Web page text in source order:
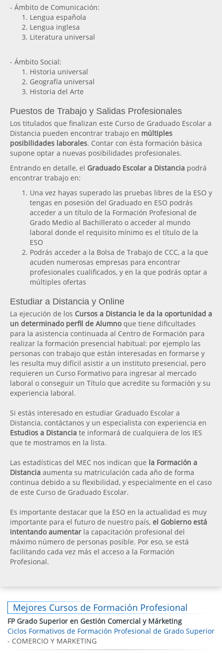
- Ámbito de Comunicación:
Lengua española
Lengua inglesa
Literatura universal
- Ámbito Social:
Historia universal
Geografía universal
Historia del Arte
Puestos de Trabajo y Salidas Profesionales
Los titulados que finalizan este Curso de Graduado Escolar a
Distancia pueden encontrar trabajo en múltiples
posibilidades laborales. Contar con ésta formación básica
supone optar a nuevas posibilidades profesionales.
Entrando en detalle, el Graduado Escolar a Distancia podrá
encontrar trabajo en:
Una vez hayas superado las pruebas libres de la ESO y
tengas en posesión del Graduado en ESO podrás
acceder a un título de la Formación Profesional de
Grado Medio al Bachillerato o acceder al mundo
laboral donde el requisito mínimo es el título de la
ESO
Podrás acceder a la Bolsa de Trabajo de CCC, a la que
acuden numerosas empresas para encontrar
profesionales cualificados, y en la que podrás optar a
múltiples ofertas
Estudiar a Distancia y Online
La ejecución de los Cursos a Distancia le da la oportunidad a
un determinado perfil de Alumnoque tiene dificultades
para la asistencia continuada al Centro de Formación para
realizar la formación presencial habitual: por ejemplo las
personas con trabajo que están interesadas en formarse y
les resulta muy difícil asistir a un instituto presencial, pero
requieren un Curso Formativo para ingresar al mercado
laboral o conseguir un Título que acredite su formación y su
experiencia laboral.
Si estás interesado en estudiar Graduado Escolar a
Distancia, contáctanos y un especialista con experiencia en
Estudios a Distancia te informará de cualquiera de los IES
que te mostramos en la lista.
Las estadísticas del MEC nos indican que la Formación a
Distancia aumenta su matriculación cada año de forma
continua debido a su flexibilidad, y especialmente en el caso
de este Curso de Graduado Escolar.
Es importante destacar que la ESO en la actualidad es muy
importante para el futuro de nuestro país, el Gobierno está
intentando aumentar la capacitación profesional del
máximo número de personas posible. Por eso, se está
facilitando cada vez más el acceso a la Formación
Profesional.
Mejores Cursos de Formación Profesional
FP Grado Superior en Gestión Comercial y Márketing
Ciclos Formativos de Formación Profesional de Grado Superior
- COMERCIO Y MARKETING